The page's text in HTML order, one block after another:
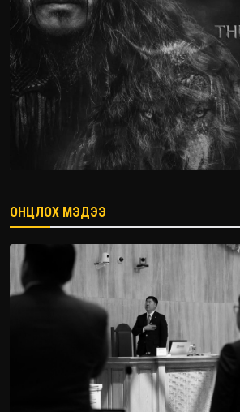
2026.08.08
ОНЦЛОХ МЭДЭЭ